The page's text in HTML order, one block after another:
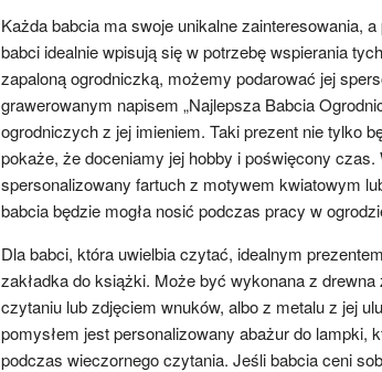
Każda babcia ma swoje unikalne zainteresowania,
babci idealnie wpisują się w potrzebę wspierania
zapaloną ogrodniczką, możemy podarować jej
grawerowanym napisem „Najlepsza Babcia
ogrodniczych z jej imieniem. Taki prezent nie tylko
pokaże, że doceniamy jej hobby i poświęcony
spersonalizowany fartuch z motywem kwiatowym
babcia będzie mogła nosić podczas pracy w
Dla babci, która uwielbia czytać, idealnym
zakładka do książki. Może być wykonana z
czytaniu lub zdjęciem wnuków, albo z metalu z jej
pomysłem jest personalizowany abażur do lampki,
podczas wieczornego czytania. Jeśli babcia ceni